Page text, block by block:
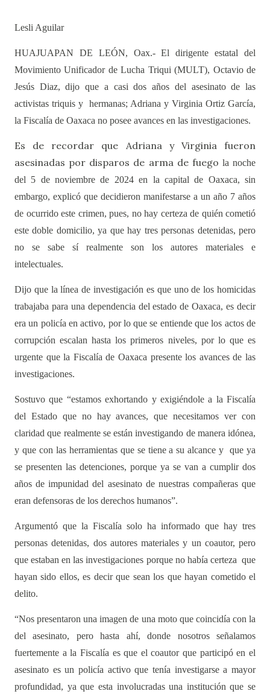
Lesli Aguilar
HUAJUAPAN DE LEÓN, Oax.- El dirigente estatal del
Movimiento Unificador de Lucha Triqui (MULT), Octavio de
Jesús Diaz, dijo que a casi dos años del asesinato de las
activistas triquis y hermanas; Adriana y Virginia Ortiz García,
la Fiscalía de Oaxaca no posee avances en las investigaciones.
Es de recordar que Adriana y Virginia fueron
asesinadas por disparos de arma de fuego la noche
del 5 de noviembre de 2024 en la capital de Oaxaca, sin
embargo, explicó que decidieron manifestarse a un año 7 años
de ocurrido este crimen, pues, no hay certeza de quién cometió
este doble domicilio, ya que hay tres personas detenidas, pero
no se sabe sí realmente son los autores materiales e
intelectuales.
Dijo que la línea de investigación es que uno de los homicidas
trabajaba para una dependencia del estado de Oaxaca, es decir
era un policía en activo, por lo que se entiende que los actos de
corrupción escalan hasta los primeros niveles, por lo que es
urgente que la Fiscalía de Oaxaca presente los avances de las
investigaciones.
Sostuvo que “estamos exhortando y exigiéndole a la Fiscalía
del Estado que no hay avances, que necesitamos ver con
claridad que realmente se están investigando de manera idónea,
y que con las herramientas que se tiene a su alcance y que ya
se presenten las detenciones, porque ya se van a cumplir dos
años de impunidad del asesinato de nuestras compañeras que
eran defensoras de los derechos humanos”.
Argumentó que la Fiscalía solo ha informado que hay tres
personas detenidas, dos autores materiales y un coautor, pero
que estaban en las investigaciones porque no había certeza que
hayan sido ellos, es decir que sean los que hayan cometido el
delito.
“Nos presentaron una imagen de una moto que coincidía con la
del asesinato, pero hasta ahí, donde nosotros señalamos
fuertemente a la Fiscalía es que el coautor que participó en el
asesinato es un policía activo que tenía investigarse a mayor
profundidad, ya que esta involucradas una institución que se